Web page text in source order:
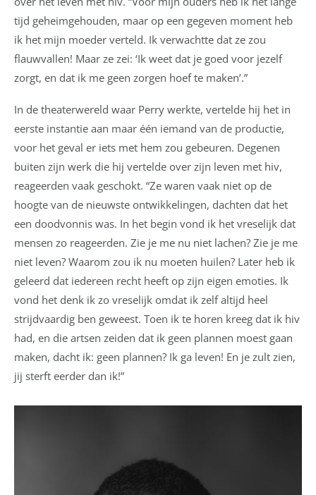
tijd geheimgehouden, maar op een gegeven moment heb
ik het mijn moeder verteld. Ik verwachtte dat ze zou
flauwvallen! Maar ze zei: ‘Ik weet dat je goed voor jezelf
zorgt, en dat ik me geen zorgen hoef te maken’.”
In de theaterwereld waar Perry werkte, vertelde hij het in
eerste instantie aan maar één iemand van de productie,
voor het geval er iets met hem zou gebeuren. Degenen
buiten zijn werk die hij vertelde over zijn leven met hiv,
reageerden vaak geschokt. “Ze waren vaak niet op de
hoogte van de nieuwste ontwikkelingen, dachten dat het
een doodvonnis was. In het begin vond ik het vreselijk dat
mensen zo reageerden. Zie je me nu niet lachen? Zie je me
niet leven? Waarom zou ik nu moeten huilen? Later heb ik
geleerd dat iedereen recht heeft op zijn eigen emoties. Ik
vond het denk ik zo vreselijk omdat ik zelf altijd heel
strijdvaardig ben geweest. Toen ik te horen kreeg dat ik hiv
had, en die artsen zeiden dat ik geen plannen moest gaan
maken, dacht ik: geen plannen? Ik ga leven! En je zult zien,
jij sterft eerder dan ik!”